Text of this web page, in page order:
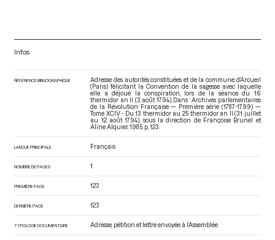
Infos
RÉFÉRENCE BIBLIOGRAPHIQUE
Adresse des autorités constituées et de la commune d’Arcueil
(Paris) félicitant la Convention de la sagesse avec laquelle
elle a déjoué la conspiration, lors de la séance du 16
thermidor an II (3 août 1794). Dans : Archives parlementaires
de la Révolution Française — Première série (1787-1799) —
Tome XCIV - Du 13 thermidor au 25 thermidor an II (31 juillet
au 12 août 1794) , sous la direction de Françoise Brunel et
Aline Alquier. 1985. p. 123.
LANGUE PRINCIPALE Français
NOMBRE DE PAGES 1
PREMIÈRE PAGE 123
DERNIÈRE PAGE 123
TYPOLOGIE DOCUMENTAIRE Adresse, pétition et lettre envoyée à l’Assemblée